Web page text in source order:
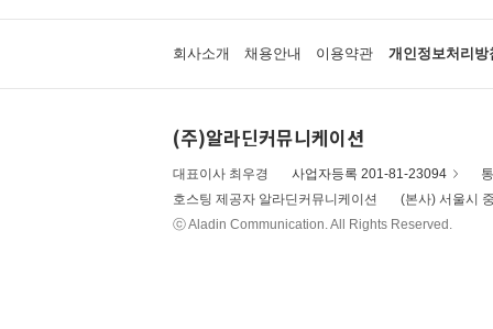
회사소개 채용안내 이용약관 개인정보처리방
(주)알라딘커뮤니케이션
대표이사 최우경 사업자등록 201-81-23094
호스팅 제공자 알라딘커뮤니케이션
(본사) 서울시
ⓒ Aladin Communication. All Rights Reserved.